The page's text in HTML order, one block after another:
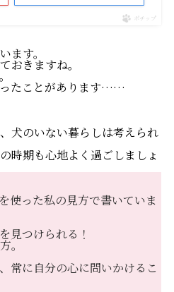
暮らしを磨く
お問い合わせ
ポチップ
ます。
おきますね。
ったことがあります……
犬のいない暮らしは考えられ
時期も心地よく過ごしましょ
を使った私の見方で書いていま
見つけられる！
。
常に自分の心に問いかけるこ